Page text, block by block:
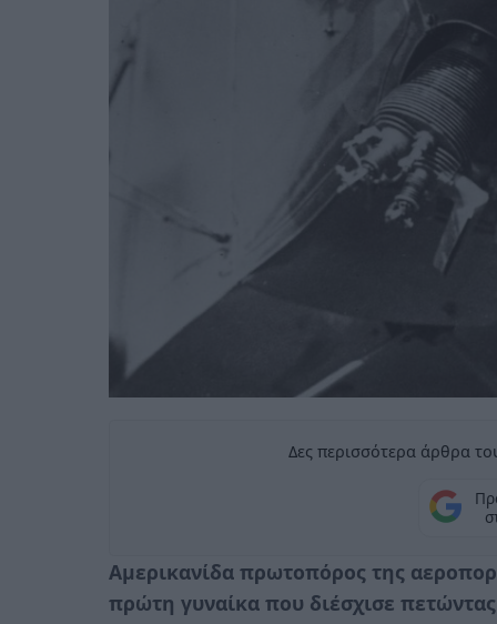
Δες περισσότερα άρθρα
Αμερικανίδα πρωτοπόρος της
πρώτη γυναίκα που διέσχισε